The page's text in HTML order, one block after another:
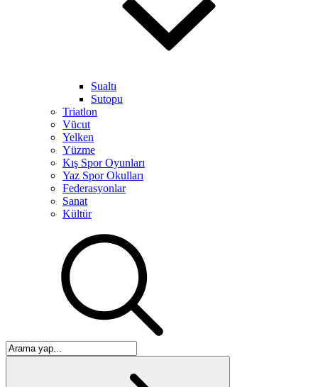
Sualtı
Sutopu
Triatlon
Vücut
Yelken
Yüzme
Kış Spor Oyunları
Yaz Spor Okulları
Federasyonlar
Sanat
Kültür